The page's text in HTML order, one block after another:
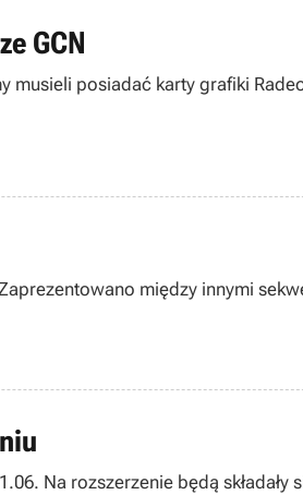
GCN
musieli posiadać karty grafiki
między innymi
Na rozszerzenie będą składały